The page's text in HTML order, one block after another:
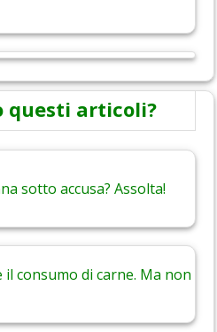
questi articoli?
sotto accusa? Assolta!
il consumo di carne. Ma non